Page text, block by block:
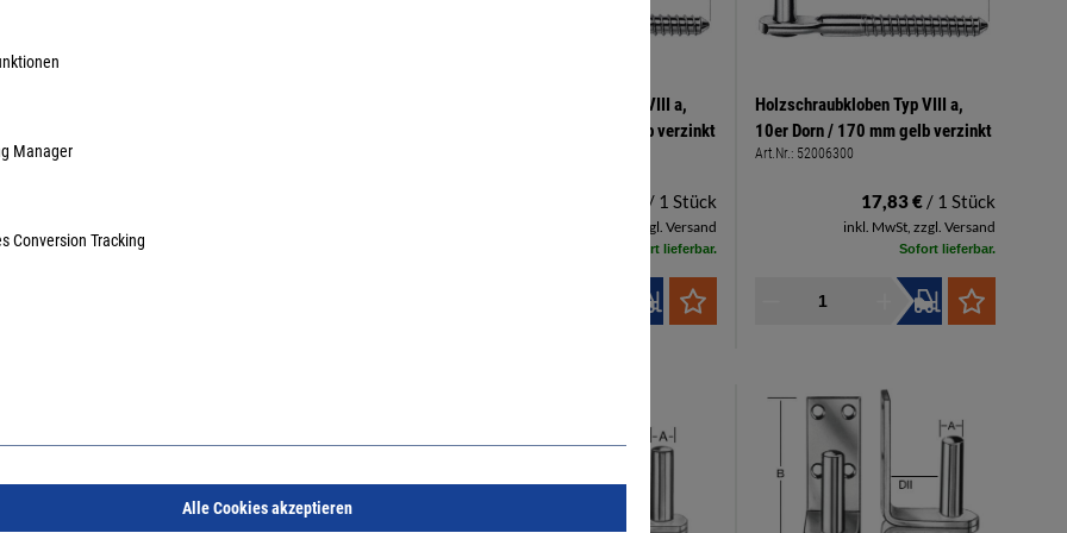
Typ VIII, 12er
Sofort lieferbar.
Holzschraubkloben Typ VIII a,
10er Dorn / 110 mm gelb verzinkt
/ 1 Stück
inkl. MwSt, zzgl. Versand
Sofort lieferbar.
Holzschraubkloben Typ VIII a,
10er Dorn / 170 mm gelb verzinkt
Art.Nr.: 52006300
17,83 € / 1 Stück
inkl. MwSt, zzgl. Versand
Sofort lieferbar.
Manager
Conversion Tracking
Alle Cookies akzeptieren